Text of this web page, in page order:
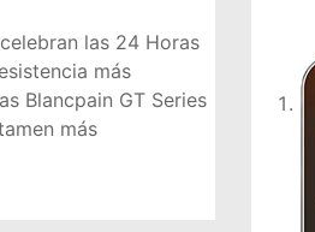
las 24 Horas
más
Blancpain GT Series
más